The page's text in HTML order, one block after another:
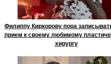
Филиппу Киркорову пора
прием к своему любимому
хирургу